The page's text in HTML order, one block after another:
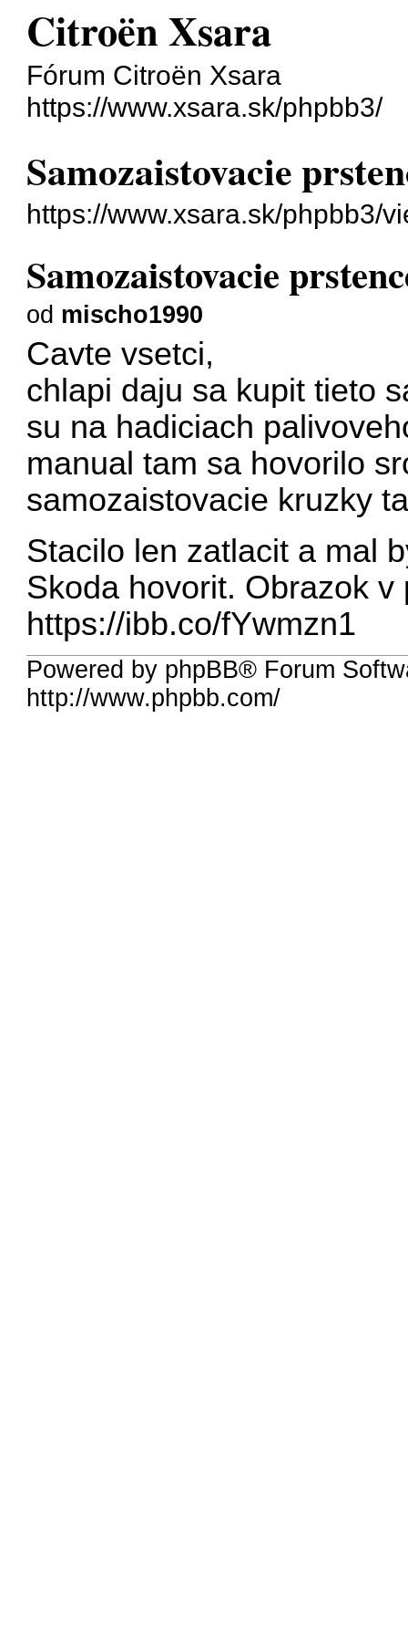
Citroën Xsara
Fórum Citroën Xsara
https://www.xsara.sk/phpbb3/
Samozaistovacie
https://www.xsara.sk/phpbb3/
Samozaistovacie
od mischo1990
Cavte vsetci,
chlapi daju sa kupit tieto
su na hadiciach
manual tam sa hovorilo
samozaistovacie kruzky
Stacilo len zatlacit a mal
Skoda hovorit. Obrazok v
https://ibb.co/fYwmzn1
Powered by phpBB® Forum
http://www.phpbb.com/